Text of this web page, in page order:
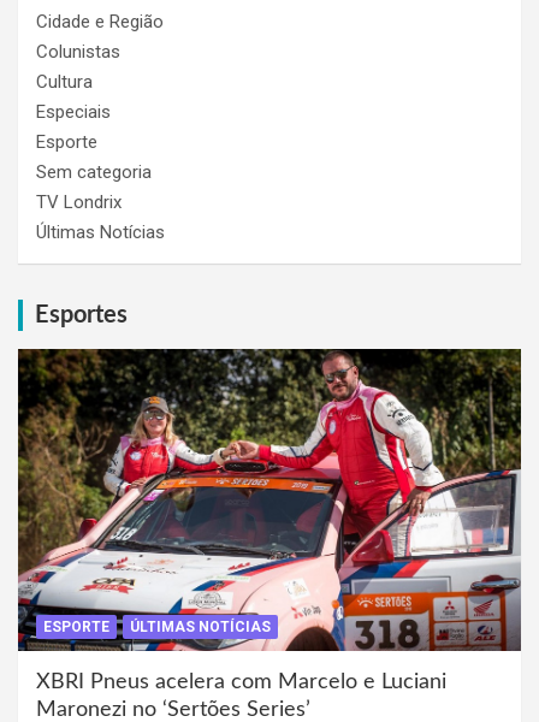
Cidade e Região
Colunistas
Cultura
Especiais
Esporte
Sem categoria
TV Londrix
Últimas Notícias
Esportes
ESPORTE ÚLTIMAS NOTÍCIAS
XBRI Pneus acelera com Marcelo e Luciani
Maronezi no ‘Sertões Series’